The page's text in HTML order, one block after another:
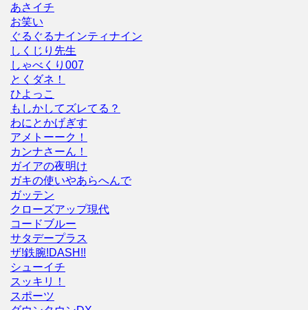
あさイチ
お笑い
ぐるぐるナインティナイン
しくじり先生
しゃべくり007
とくダネ！
ひよっこ
もしかしてズレてる？
わにとかげぎす
アメトーーク！
カンナさーん！
ガイアの夜明け
ガキの使いやあらへんで
ガッテン
クローズアップ現代
コードブルー
サタデープラス
ザ!鉄腕!DASH!!
シューイチ
スッキリ！
スポーツ